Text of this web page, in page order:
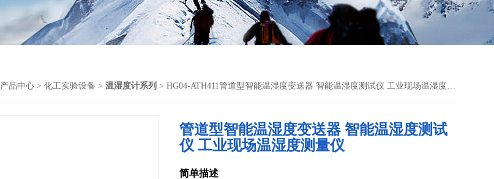
产品中心 > 化工实验设备 > 温湿度计系列 > HG04-ATH411管道型智能温湿度变送器 智能温湿度测试仪 工业现场温湿度测量仪
管道型智能温湿度变送器 智能温湿度测试
仪 工业现场温湿度测量仪
简单描述